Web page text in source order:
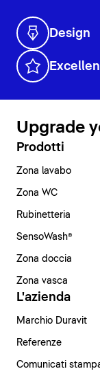
Design
Upgrade
Prodotti
Zona lavabo
Zona WC
Rubinetteria
SensoWash®
Zona doccia
Zona vasca
L'azienda
Marchio Duravit
Referenze
Comunicati